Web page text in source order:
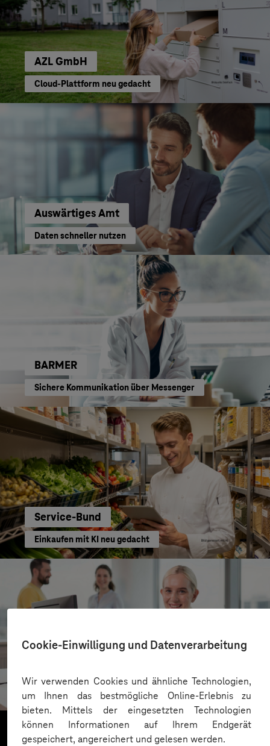
Cookie-Einwilligung und Datenverarbeitung
Wir verwenden Cookies und ähnliche Technologien,
um Ihnen das bestmögliche Online-Erlebnis zu
bieten. Mittels der eingesetzten Technologien
können Informationen auf Ihrem Endgerät
gespeichert, angereichert und gelesen werden.
AZL GmbH
Cloud-Plattform neu gedacht
Auswärtiges Amt
Daten schneller nutzen
BARMER
Sichere Kommunikation über Messenger
Service-Bund
Einkaufen mit KI neu gedacht
KI für moderne Verwaltung